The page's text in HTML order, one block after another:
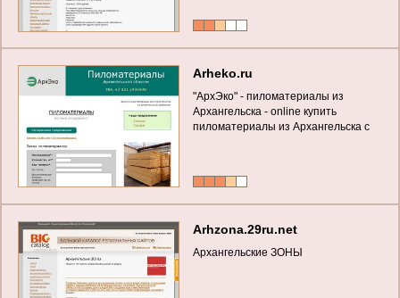
Arheko.ru
"АрхЭко" - пиломатериалы из
Архангельска - online купить
пиломатериалы из Архангельска с
Arhzona.29ru.net
Архангельские ЗОНЫ